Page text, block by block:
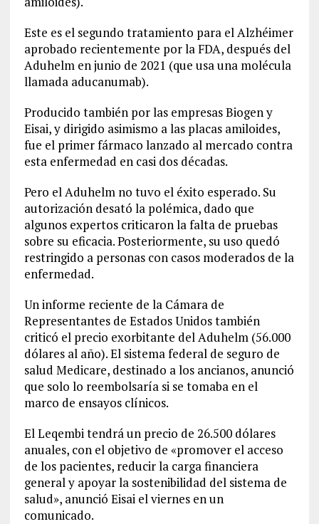
Este es el segundo tratamiento para el Alzhéimer
aprobado recientemente por la FDA, después del
Aduhelm en junio de 2021 (que usa una molécula
llamada aducanumab).
Producido también por las empresas Biogen y
Eisai, y dirigido asimismo a las placas amiloides,
fue el primer fármaco lanzado al mercado contra
esta enfermedad en casi dos décadas.
Pero el Aduhelm no tuvo el éxito esperado. Su
autorización desató la polémica, dado que
algunos expertos criticaron la falta de pruebas
sobre su eficacia. Posteriormente, su uso quedó
restringido a personas con casos moderados de la
enfermedad.
Un informe reciente de la Cámara de
Representantes de Estados Unidos también
criticó el precio exorbitante del Aduhelm (56.000
dólares al año). El sistema federal de seguro de
salud Medicare, destinado a los ancianos, anunció
que solo lo reembolsaría si se tomaba en el
marco de ensayos clínicos.
El Leqembi tendrá un precio de 26.500 dólares
anuales, con el objetivo de «promover el acceso
de los pacientes, reducir la carga financiera
general y apoyar la sostenibilidad del sistema de
salud», anunció Eisai el viernes en un
comunicado.